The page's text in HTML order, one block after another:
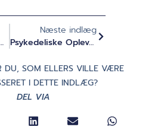
- Interview Med ConsciousU Coaching
Næste indlæg
Psykedeliske Oplevelser Til Personlig Udvikling? Podcast-Interview (på Tysk)
DU, SOM ELLERS VILLE VÆRE
I DETTE INDLÆG?
DEL VIA